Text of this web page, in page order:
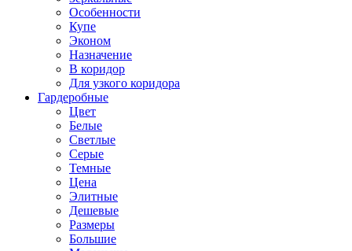
Особенности
Купе
Эконом
Назначение
В коридор
Для узкого коридора
Гардеробные
Цвет
Белые
Светлые
Серые
Темные
Цена
Элитные
Дешевые
Размеры
Большие